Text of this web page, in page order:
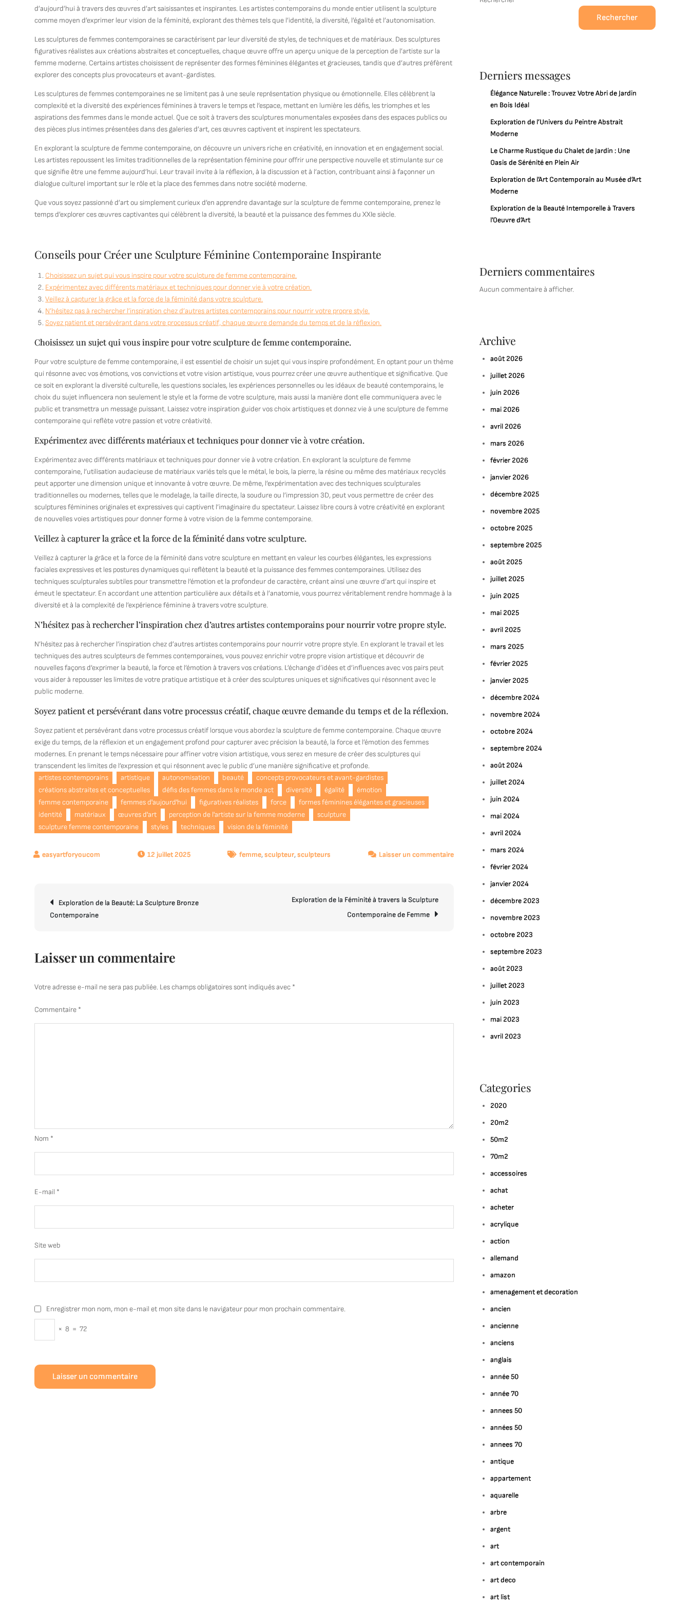
d’aujourd’hui à travers des œuvres d’art saisissantes et inspirantes. Les artistes contemporains du monde entier utilisent la sculpture
comme moyen d’exprimer leur vision de la féminité, explorant des thèmes tels que l’identité, la diversité, l’égalité et l’autonomisation.
Les sculptures de femmes contemporaines se caractérisent par leur diversité de styles, de techniques et de matériaux. Des sculptures
figuratives réalistes aux créations abstraites et conceptuelles, chaque œuvre offre un aperçu unique de la perception de l’artiste sur la
femme moderne. Certains artistes choisissent de représenter des formes féminines élégantes et gracieuses, tandis que d’autres préfèrent
explorer des concepts plus provocateurs et avant-gardistes.
Les sculptures de femmes contemporaines ne se limitent pas à une seule représentation physique ou émotionnelle. Elles célèbrent la
complexité et la diversité des expériences féminines à travers le temps et l’espace, mettant en lumière les défis, les triomphes et les
aspirations des femmes dans le monde actuel. Que ce soit à travers des sculptures monumentales exposées dans des espaces publics ou
des pièces plus intimes présentées dans des galeries d’art, ces œuvres captivent et inspirent les spectateurs.
En explorant la sculpture de femme contemporaine, on découvre un univers riche en créativité, en innovation et en engagement social.
Les artistes repoussent les limites traditionnelles de la représentation féminine pour offrir une perspective nouvelle et stimulante sur ce
que signifie être une femme aujourd’hui. Leur travail invite à la réflexion, à la discussion et à l’action, contribuant ainsi à façonner un
dialogue culturel important sur le rôle et la place des femmes dans notre société moderne.
Que vous soyez passionné d’art ou simplement curieux d’en apprendre davantage sur la sculpture de femme contemporaine, prenez le
temps d’explorer ces œuvres captivantes qui célèbrent la diversité, la beauté et la puissance des femmes du XXIe siècle.
Conseils pour Créer une Sculpture Féminine Contemporaine Inspirante
Choisissez un sujet qui vous inspire pour votre sculpture de femme contemporaine.
Expérimentez avec différents matériaux et techniques pour donner vie à votre création.
Veillez à capturer la grâce et la force de la féminité dans votre sculpture.
N’hésitez pas à rechercher l’inspiration chez d’autres artistes contemporains pour nourrir votre propre style.
Soyez patient et persévérant dans votre processus créatif, chaque œuvre demande du temps et de la réflexion.
Choisissez un sujet qui vous inspire pour votre sculpture de femme contemporaine.
Pour votre sculpture de femme contemporaine, il est essentiel de choisir un sujet qui vous inspire profondément. En optant pour un thème
qui résonne avec vos émotions, vos convictions et votre vision artistique, vous pourrez créer une œuvre authentique et significative. Que
ce soit en explorant la diversité culturelle, les questions sociales, les expériences personnelles ou les idéaux de beauté contemporains, le
choix du sujet influencera non seulement le style et la forme de votre sculpture, mais aussi la manière dont elle communiquera avec le
public et transmettra un message puissant. Laissez votre inspiration guider vos choix artistiques et donnez vie à une sculpture de femme
contemporaine qui reflète votre passion et votre créativité.
Expérimentez avec différents matériaux et techniques pour donner vie à votre création.
Expérimentez avec différents matériaux et techniques pour donner vie à votre création. En explorant la sculpture de femme
contemporaine, l’utilisation audacieuse de matériaux variés tels que le métal, le bois, la pierre, la résine ou même des matériaux recyclés
peut apporter une dimension unique et innovante à votre œuvre. De même, l’expérimentation avec des techniques sculpturales
traditionnelles ou modernes, telles que le modelage, la taille directe, la soudure ou l’impression 3D, peut vous permettre de créer des
sculptures féminines originales et expressives qui captivent l’imaginaire du spectateur. Laissez libre cours à votre créativité en explorant
de nouvelles voies artistiques pour donner forme à votre vision de la femme contemporaine.
Veillez à capturer la grâce et la force de la féminité dans votre sculpture.
Veillez à capturer la grâce et la force de la féminité dans votre sculpture en mettant en valeur les courbes élégantes, les expressions
faciales expressives et les postures dynamiques qui reflètent la beauté et la puissance des femmes contemporaines. Utilisez des
techniques sculpturales subtiles pour transmettre l’émotion et la profondeur de caractère, créant ainsi une œuvre d’art qui inspire et
émeut le spectateur. En accordant une attention particulière aux détails et à l’anatomie, vous pourrez véritablement rendre hommage à la
diversité et à la complexité de l’expérience féminine à travers votre sculpture.
N’hésitez pas à rechercher l’inspiration chez d’autres artistes contemporains pour nourrir votre propre style.
N’hésitez pas à rechercher l’inspiration chez d’autres artistes contemporains pour nourrir votre propre style. En explorant le travail et les
techniques des autres sculpteurs de femmes contemporaines, vous pouvez enrichir votre propre vision artistique et découvrir de
nouvelles façons d’exprimer la beauté, la force et l’émotion à travers vos créations. L’échange d’idées et d’influences avec vos pairs peut
vous aider à repousser les limites de votre pratique artistique et à créer des sculptures uniques et significatives qui résonnent avec le
public moderne.
Soyez patient et persévérant dans votre processus créatif, chaque œuvre demande du temps et de la réflexion.
Soyez patient et persévérant dans votre processus créatif lorsque vous abordez la sculpture de femme contemporaine. Chaque œuvre
exige du temps, de la réflexion et un engagement profond pour capturer avec précision la beauté, la force et l’émotion des femmes
modernes. En prenant le temps nécessaire pour affiner votre vision artistique, vous serez en mesure de créer des sculptures qui
transcendent les limites de l’expression et qui résonnent avec le public d’une manière significative et profonde.
artistes contemporains
artistique autonomisation beauté
concepts provocateurs et avant-gardistes
créations abstraites et conceptuelles
défis des femmes dans le monde act diversité égalité
émotion
femme contemporaine
femmes d'aujourd'hui figuratives réalistes force
formes féminines élégantes et gracieuses
identité
matériaux œuvres d'art perception de l'artiste sur la femme moderne
sculpture
sculpture femme contemporaine
styles techniques vision de la féminité
12 juillet 2025 femme,sculpteur,sculpteurs Laisser un commentairesur
Exploration
Sculpture
Navigation
de
Exploration de la Beauté: La Sculpture Bronze
Contemporaine
Exploration de la Féminité à travers la Sculpture
Contemporaine de Femme
Laisser un commentaire
Votre adresse e-mail ne sera pas publiée. Les champs obligatoires sont indiqués avec *
Commentaire *
Nom *
E-mail *
Site web
Enregistrer mon nom, mon e-mail et mon site dans le navigateur pour mon prochain commentaire.
× 8 = 72
Rechercher
Derniers messages
Élégance Naturelle : Trouvez Votre Abri de Jardin
en Bois Idéal
Exploration de l’Univers du Peintre Abstrait
Moderne
Le Charme Rustique du Chalet de Jardin : Une
Oasis de Sérénité en Plein Air
Exploration de l’Art Contemporain au Musée d’Art
Moderne
Exploration de la Beauté Intemporelle à Travers
l’Oeuvre d’Art
Derniers commentaires
Aucun commentaire à afficher.
Archive
août 2026
juillet 2026
juin 2026
mai 2026
avril 2026
mars 2026
février 2026
janvier 2026
décembre 2025
novembre 2025
octobre 2025
septembre 2025
août 2025
juillet 2025
juin 2025
mai 2025
avril 2025
mars 2025
février 2025
janvier 2025
décembre 2024
novembre 2024
octobre 2024
septembre 2024
août 2024
juillet 2024
juin 2024
mai 2024
avril 2024
mars 2024
février 2024
janvier 2024
décembre 2023
novembre 2023
octobre 2023
septembre 2023
août 2023
juillet 2023
juin 2023
mai 2023
avril 2023
Categories
2020
20m2
50m2
70m2
accessoires
achat
acheter
acrylique
action
allemand
amazon
amenagement et decoration
ancien
ancienne
anciens
anglais
année 50
année 70
annees 50
années 50
annees 70
antique
appartement
aquarelle
arbre
argent
art
art contemporain
art deco
art list